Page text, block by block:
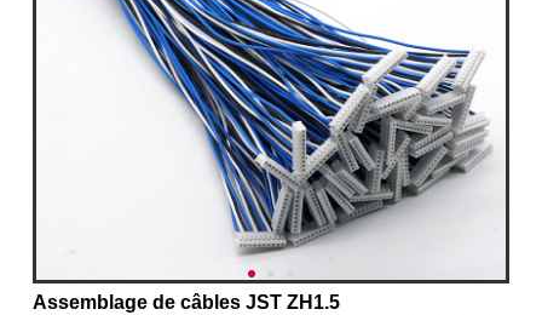
Assemblage de câbles JST ZH1.5